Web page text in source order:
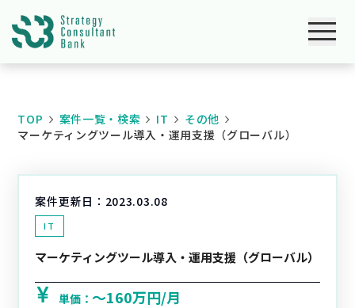
TOP 案件一覧・検索 IT
その他
マーケティングツール導入・運用支援（グローバル）
案件更新日： 2023.03.08
IT
マーケティングツール導入・運用支援（グローバル）
単価：〜160万円/月